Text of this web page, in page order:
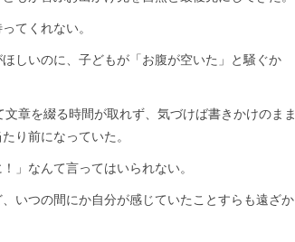
てくれない。
しいのに、子どもが「お腹が空いた」と騒ぐか
章を綴る時間が取れず、気づけば書きかけのまま
り前になっていた。
」なんて言ってはいられない。
いつの間にか自分が感じていたことすらも遠ざか